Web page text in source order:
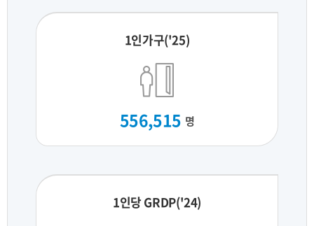
1인가구('25)
556,515 명
1인당 GRDP('24)